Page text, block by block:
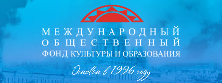
Основан в 1996 году